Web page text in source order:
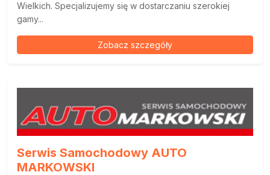
Wielkich. Specjalizujemy się w dostarczaniu szerokiej
gamy...
Zobacz szczegóły
Serwis Samochodowy AUTO
MARKOWSKI